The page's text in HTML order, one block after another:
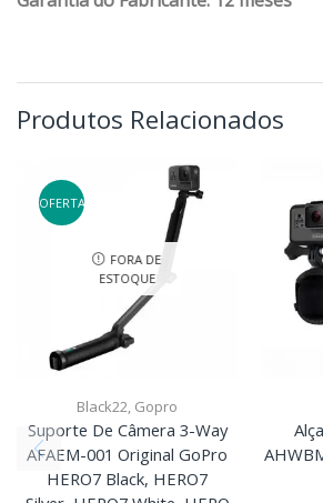
Produtos Relacionados
OFERTA
FORA DE
ESTOQUE
Black22, Gopro
Suporte De Câmera 3-Way
AFAEM-001 Original GoPro
HERO7 Black, HERO7